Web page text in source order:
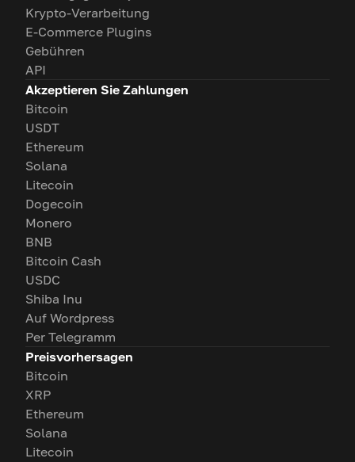
Krypto-Verarbeitung
E-Commerce Plugins
Gebühren
API
Akzeptieren Sie Zahlungen
Bitcoin
USDT
Ethereum
Solana
Litecoin
Dogecoin
Monero
BNB
Bitcoin Cash
USDC
Shiba Inu
Auf Wordpress
Per Telegramm
Preisvorhersagen
Bitcoin
XRP
Ethereum
Solana
Litecoin